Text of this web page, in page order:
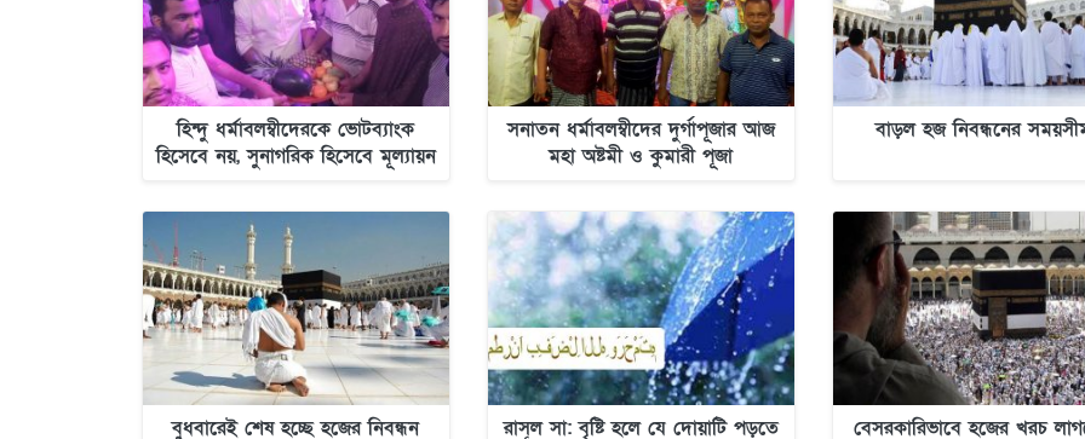
হিন্দু ধর্মাবলম্বীদেরকে ভোটব্যাংক
হিসেবে নয়, সুনাগরিক হিসেবে মূল্যায়ন
সনাতন ধর্মাবলম্বীদের দুর্গাপূজার আজ
মহা অষ্টমী ও কুমারী পূজা
বাড়ল হজ নিবন্ধনের
বুধবারেই শেষ হচ্ছে হজের নিবন্ধন রাসূল সা: বৃষ্টি হলে যে দোয়াটি পড়তে বেসরকারিভাবে হজের খরচ